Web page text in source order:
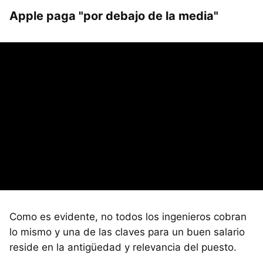
Apple paga "por debajo de la media"
Como es evidente, no todos los ingenieros cobran
lo mismo y una de las claves para un buen salario
reside en la antigüedad y relevancia del puesto.